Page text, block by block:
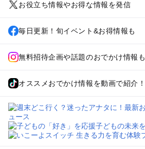
お役立ち情報やお得な情報を発信
毎日更新！旬イベント&お得情報も
無料招待企画や話題のおでかけ情報も
オススメおでかけ情報を動画で紹介！